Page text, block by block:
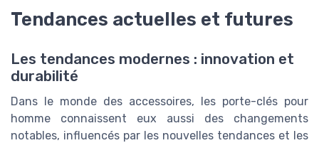
Tendances actuelles et futures
Les tendances modernes : innovation et
durabilité
Dans le monde des accessoires, les porte-clés pour
homme connaissent eux aussi des changements
notables, influencés par les nouvelles tendances et les